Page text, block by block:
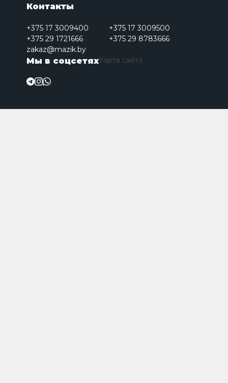
Контакты
+375 17 3009400
+375 17 3009500
+375 29 1721666
+375 29 8783666
zakaz@mazik.by
Мы в соцсетяхКарта сайта